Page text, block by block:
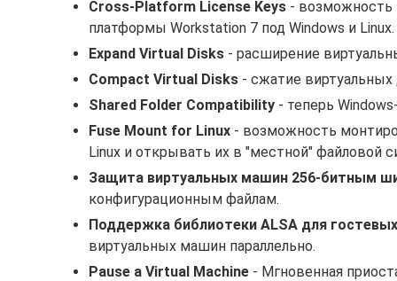
Cross-Platform License Keys - возможность
платформы Workstation 7 под Windows и Linux.
Expand Virtual Disks - расширение
Compact Virtual Disks - сжатие
Shared Folder Compatibility - теперь
Fuse Mount for Linux - возможность
Linux и открывать их в "местной" файловой
Защита виртуальных машин 256-битным
конфигурационным файлам.
Поддержка библиотеки ALSA для
виртуальных машин параллельно.
Pause a Virtual Machine - Мгновенная